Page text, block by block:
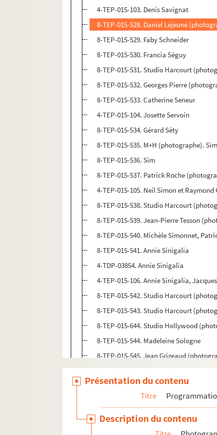
4-TEP-015-103. Denis Savignat
8-TEP-015-528. Daniel Lejeune
8-TEP-015-529. Faby Schneider
8-TEP-015-530. Francia Séguy
8-TEP-015-531. Studio Harcourt
8-TEP-015-532. Georges Pierre
8-TEP-015-533. Catherine Seneur
4-TEP-015-104. Josette Servoin
8-TEP-015-534. Gérard Séty
8-TEP-015-535. M+H (photographe).
8-TEP-015-536. Sim
8-TEP-015-537. Patrick Roche
4-TEP-015-105. Neil Simon et Raymond
8-TEP-015-538. Studio Harcourt
8-TEP-015-539. Jean-Pierre Tesson
8-TEP-015-540. Michèle Simonnet,
8-TEP-015-541. Annie Sinigalia
4-TDP-03854. Annie Sinigalia
4-TEP-015-106. Annie Sinigalia,
8-TEP-015-542. Studio Harcourt
8-TEP-015-543. Studio Harcourt
8-TEP-015-644. Studio Hollywood
8-TEP-015-544. Madeleine Sologne
8-TEP-015-545. Jean Grizeaud
8-TEP-015-546. Leni Iselin
8-TEP-015-547. A. Bastide
8-TEP-015-548. Studio Vallois
8-TEP-015-549. Georges Spanelly
8-TEP-015-550. Dominique Mignon
Présentation du contenu
Titre
Description du contenu